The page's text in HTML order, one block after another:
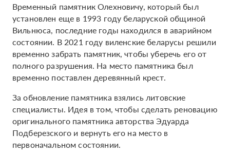
Временный памятник Олехновичу, который был
установлен еще в 1993 году беларуской общиной
Вильнюса, последние годы находился в аварийном
состоянии. В 2021 году виленские беларусы решили
временно забрать памятник, чтобы уберечь его от
полного разрушения. На место памятника был
временно поставлен деревянный крест.
За обновление памятника взялись литовские
специалисты. Идея в том, чтобы сделать реновацию
оригинального памятника авторства Эдуарда
Подберезского и вернуть его на место в
первоначальном состоянии.